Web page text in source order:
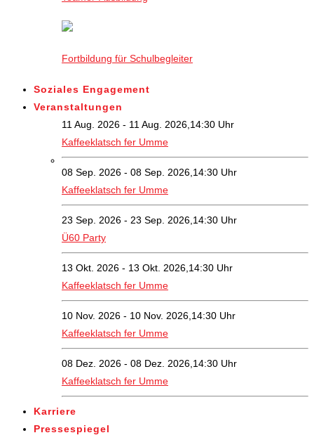
Fortbildung für Schulbegleiter
Soziales Engagement
Veranstaltungen
11 Aug. 2026 - 11 Aug. 2026,14:30 Uhr
Kaffeeklatsch fer Umme
08 Sep. 2026 - 08 Sep. 2026,14:30 Uhr
Kaffeeklatsch fer Umme
23 Sep. 2026 - 23 Sep. 2026,14:30 Uhr
Ü60 Party
13 Okt. 2026 - 13 Okt. 2026,14:30 Uhr
Kaffeeklatsch fer Umme
10 Nov. 2026 - 10 Nov. 2026,14:30 Uhr
Kaffeeklatsch fer Umme
08 Dez. 2026 - 08 Dez. 2026,14:30 Uhr
Kaffeeklatsch fer Umme
Karriere
Pressespiegel